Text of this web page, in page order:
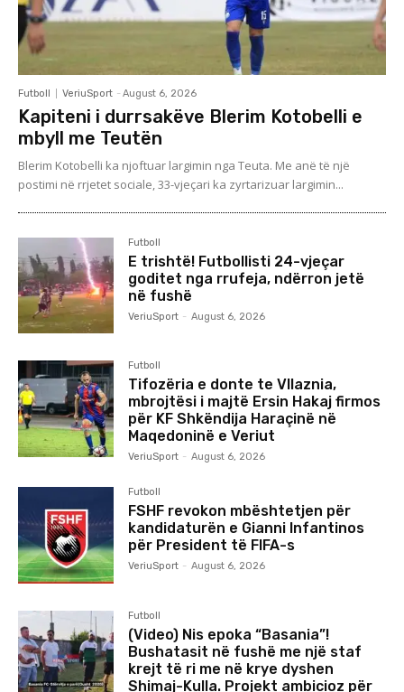
Futboll VeriuSport - August 6, 2026
Kapiteni i durrsakëve Blerim Kotobelli e
mbyll me Teutën
Blerim Kotobelli ka njoftuar largimin nga Teuta. Me anë të një
postimi në rrjetet sociale, 33-vjeçari ka zyrtarizuar largimin...
Futboll
E trishtë! Futbollisti 24-vjeçar
goditet nga rrufeja, ndërron jetë
në fushë
VeriuSport - August 6, 2026
Futboll
Tifozëria e donte te Vllaznia,
mbrojtësi i majtë Ersin Hakaj firmos
për KF Shkëndija Haraçinë në
Maqedoninë e Veriut
VeriuSport - August 6, 2026
Futboll
FSHF revokon mbështetjen për
kandidaturën e Gianni Infantinos
për President të FIFA-s
VeriuSport - August 6, 2026
Futboll
(Video) Nis epoka “Basania”!
Bushatasit në fushë me një staf
krejt të ri me në krye dyshen
Shimaj-Kulla. Projekt ambicioz për